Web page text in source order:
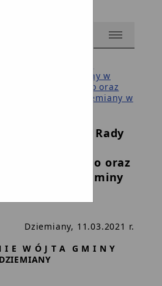
Gminy Dziemiany w
kąpielowego oraz
terenie Gminy Dziemiany w
uchwały Rady
w sprawie
kąpielowego oraz
na terenie Gminy
2021
Dziemiany, 11.03.2021 r.
I E W Ó J T A G M I N Y
DZIEMIANY